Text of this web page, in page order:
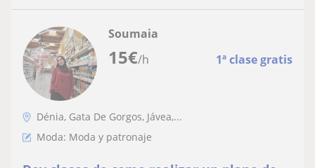
15€/h 1ª clase gratis
Soumaia
Dénia, Gata De Gorgos, Jávea,...
Moda: Moda y patronaje